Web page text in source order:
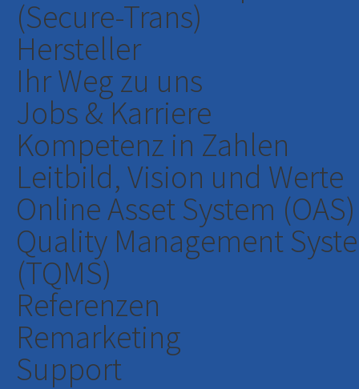
(Secure-Trans)
Hersteller
Ihr Weg zu uns
Jobs & Karriere
Kompetenz in Zahlen
Leitbild, Vision und Werte
Online Asset System (OAS)
Quality Management
(TQMS)
Referenzen
Remarketing
Support